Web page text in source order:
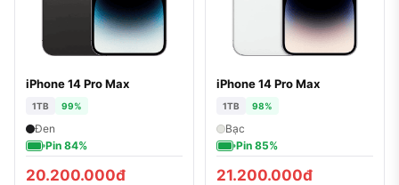
iPhone 14 Pro Max
1TB 99%
Đen
Pin 84%
20.200.000đ
iPhone 14 Pro Max
1TB 98%
Bạc
Pin 85%
21.200.000đ